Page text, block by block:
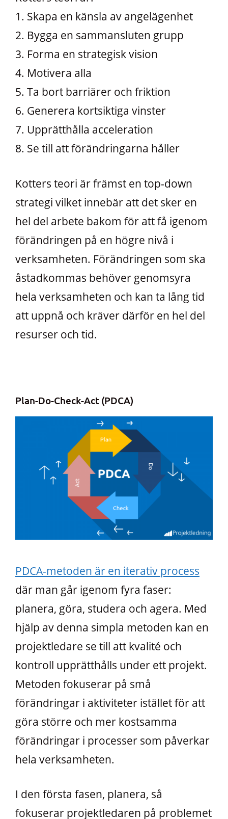
1. Skapa en känsla av angelägenhet
2. Bygga en sammansluten grupp
3. Forma en strategisk vision
4. Motivera alla
5. Ta bort barriärer och friktion
6. Generera kortsiktiga vinster
7. Upprätthålla acceleration
8. Se till att förändringarna håller
Kotters teori är främst en top-down
strategi vilket innebär att det sker en
hel del arbete bakom för att få igenom
förändringen på en högre nivå i
verksamheten. Förändringen som ska
åstadkommas behöver genomsyra
hela verksamheten och kan ta lång tid
att uppnå och kräver därför en hel del
resurser och tid.
Plan-Do-Check-Act (PDCA)
PDCA-metoden är en iterativ process
där man går igenom fyra faser:
planera, göra, studera och agera. Med
hjälp av denna simpla metoden kan en
projektledare se till att kvalité och
kontroll upprätthålls under ett projekt.
Metoden fokuserar på små
förändringar i aktiviteter istället för att
göra större och mer kostsamma
förändringar i processer som påverkar
hela verksamheten.
I den första fasen, planera, så
fokuserar projektledaren på problemet